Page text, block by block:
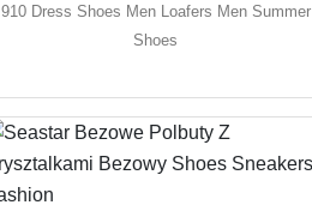
910 Dress Shoes Men Loafers Men Summer
Shoes